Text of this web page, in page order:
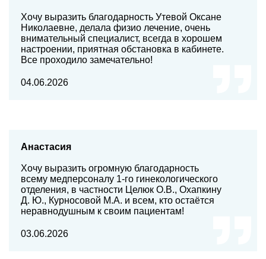
Хочу выразить благодарность Утевой Оксане
Николаевне, делала физио лечение, очень
внимательный специалист, всегда в хорошем
настроении, приятная обстановка в кабинете.
Все проходило замечательно!
04.06.2026
Анастасия
Хочу выразить огромную благодарность
всему медперсоналу 1-го гинекологического
отделения, в частности Целюк О.В., Охапкину
Д. Ю., Курносовой М.А. и всем, кто остаётся
неравнодушным к своим пациентам!
03.06.2026